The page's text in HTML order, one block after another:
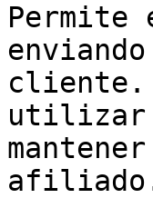
Permite
cliente.
utilizar